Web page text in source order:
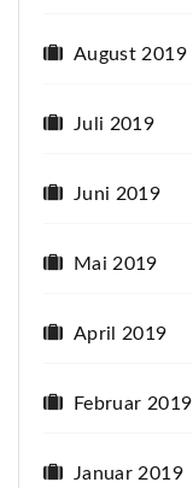
August 2019
Juli 2019
Juni 2019
Mai 2019
April 2019
Februar 2019
Januar 2019